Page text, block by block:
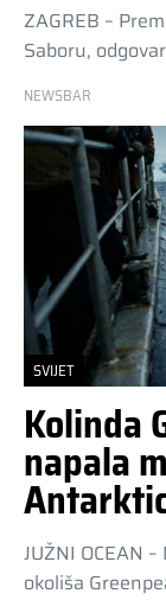
ZAGREB –
Saboru,
NEWSBAR
SVIJET
Kolinda
napala
JUŽNI OCEAN
okoliša